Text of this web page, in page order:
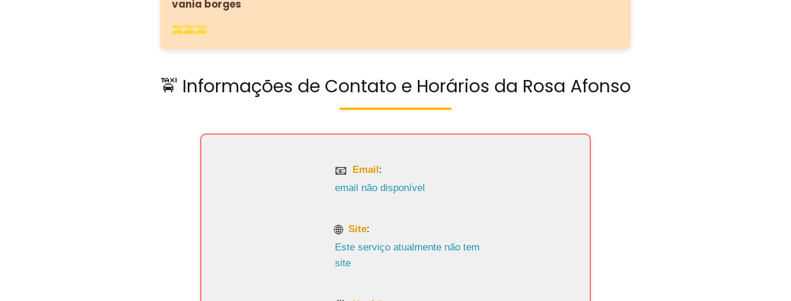
vania borges
🚕🚕🚕
🚖 Informações de Contato e Horários da Rosa Afonso
Email :
email não disponível
Site:
Este serviço atualmente não tem
site